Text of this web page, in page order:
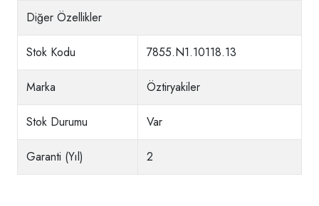
Diğer Özellikler
Stok Kodu 7855.N1.10118.13
Marka Öztiryakiler
Stok Durumu Var
Garanti (Yıl) 2